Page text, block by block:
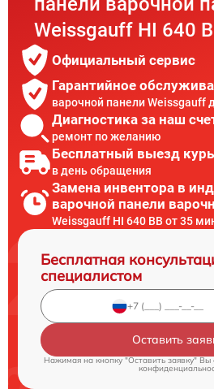
Weissgauff HI 640
Официальный сервис
Гарантийное
варочной панели Weissgauff
Диагностика за наш
ремонт по желанию
Бесплатный выезд
в день обращения
Замена инвентора в
варочной панели
Weissgauff HI 640 BB от 35
Бесплатная
специалистом
Оставить
Нажимая на кнопку "Оставить заявку" Вы